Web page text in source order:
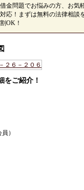
金問題でお悩みの方、お気
応！まずは無料の法律相談
OK！
をご紹介！
）